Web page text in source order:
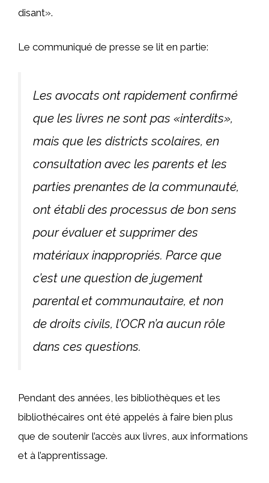
disant».
Le communiqué de presse se lit en partie:
Les avocats ont rapidement confirmé
que les livres ne sont pas «interdits»,
mais que les districts scolaires, en
consultation avec les parents et les
parties prenantes de la communauté,
ont établi des processus de bon sens
pour évaluer et supprimer des
matériaux inappropriés. Parce que
c’est une question de jugement
parental et communautaire, et non
de droits civils, l’OCR n’a aucun rôle
dans ces questions.
Pendant des années, les bibliothèques et les
bibliothécaires ont été appelés à faire bien plus
que de soutenir l’accès aux livres, aux informations
et à l’apprentissage.